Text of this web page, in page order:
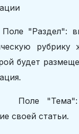
"Раздел":
рубрику
будет
"Тема":
своей статьи.